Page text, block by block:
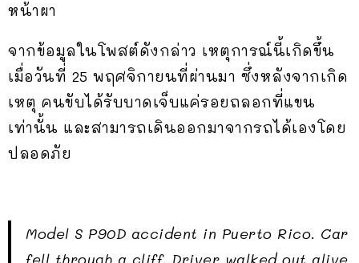
หน้าผา
จากข้อมูลในโพสต์ดังกล่าว เหตุการณ์นี้เกิดขึ้น
เมื่อวันที่ 25 พฤศจิกายนที่ผ่านมา ซึ่งหลังจากเกิด
เหตุ คนขับได้รับบาดเจ็บแค่รอยถลอกที่แขน
เท่านั้น และสามารถเดินออกมาจากรถได้เองโดย
ปลอดภัย
Model S P90D accident in Puerto Rico. Car
fell through a cliff. Driver walked out alive